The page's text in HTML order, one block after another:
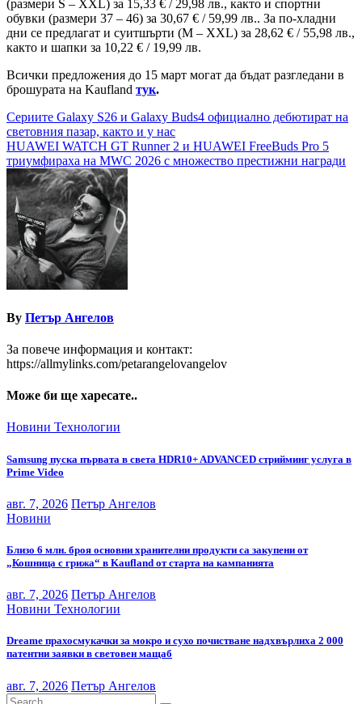
(размери S – XXL) за 15,33 € / 29,98 лв., както и спортни
обувки (размери 37 – 46) за 30,67 € / 59,99 лв.. За по-хладни
дни се предлагат и суитшърти (M – XXL) за 28,62 € / 55,98 лв.,
както и шапки за 10,22 € / 19,99 лв.
Всички предложения до 15 март могат да бъдат разгледани в
брошурата на Kaufland тук.
Навигация
Сериите Galaxy S26 и Galaxy Buds4 официално дебютират на
световния пазар, както и у нас
HUAWEI WATCH GT Runner 2 и HUAWEI FreeBuds Pro 5
триумфираха на MWC 2026 с множество престижни награди
By Петър Ангелов
За повече информация и контакт:
https://allmylinks.com/petarangelovangelov
Може би ще харесате..
Новини Технологии
Samsung пуска първата в света HDR10+ ADVANCED стрийминг услуга в
Prime Video
авг. 7, 2026 Петър Ангелов
Новини
Близо 6 млн. броя основни хранителни продукти са закупени от
„Кошница с грижа“ в Kaufland от старта на кампанията
авг. 7, 2026 Петър Ангелов
Новини Технологии
Dreame прахосмукачки за мокро и сухо почистване надхвърлиха 2 000
патентни заявки в световен мащаб
авг. 7, 2026 Петър Ангелов